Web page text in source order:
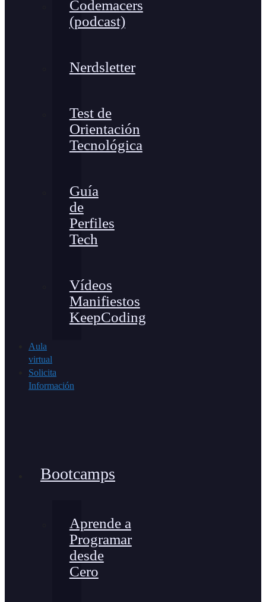
Codemacers
(podcast)
Nerdsletter
Test de
Orientación
Tecnológica
Guía
de
Perfiles
Tech
Vídeos
Manifiestos
KeepCoding
Aula
virtual
Solicita
Información
Bootcamps
Aprende a
Programar
desde
Cero